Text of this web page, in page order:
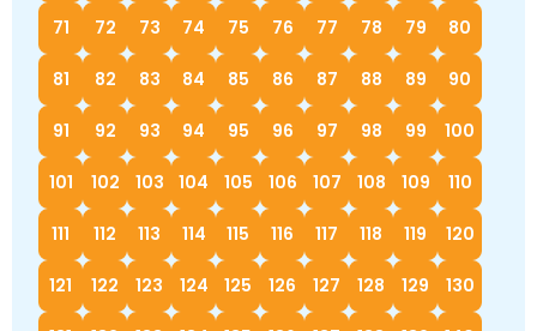
71 72 73 74 75 76 77 78 79 80
81 82 83 84 85 86 87 88 89 90
91 92 93 94 95 96 97 98 99 100
101 102 103 104 105 106 107 108 109 110
111 112 113 114 115 116 117 118 119 120
121 122 123 124 125 126 127 128 129 130